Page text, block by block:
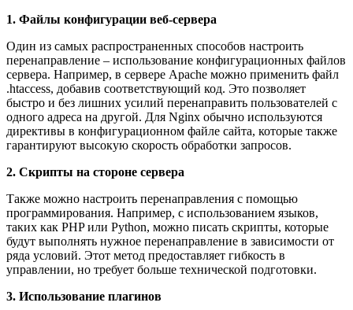
1. Файлы конфигурации веб-сервера
Один из самых распространенных способов настроить
перенаправление – использование конфигурационных файлов
сервера. Например, в сервере Apache можно применить файл
.htaccess, добавив соответствующий код. Это позволяет
быстро и без лишних усилий перенаправить пользователей с
одного адреса на другой. Для Nginx обычно используются
директивы в конфигурационном файле сайта, которые также
гарантируют высокую скорость обработки запросов.
2. Скрипты на стороне сервера
Также можно настроить перенаправления с помощью
программирования. Например, с использованием языков,
таких как PHP или Python, можно писать скрипты, которые
будут выполнять нужное перенаправление в зависимости от
ряда условий. Этот метод предоставляет гибкость в
управлении, но требует больше технической подготовки.
3. Использование плагинов